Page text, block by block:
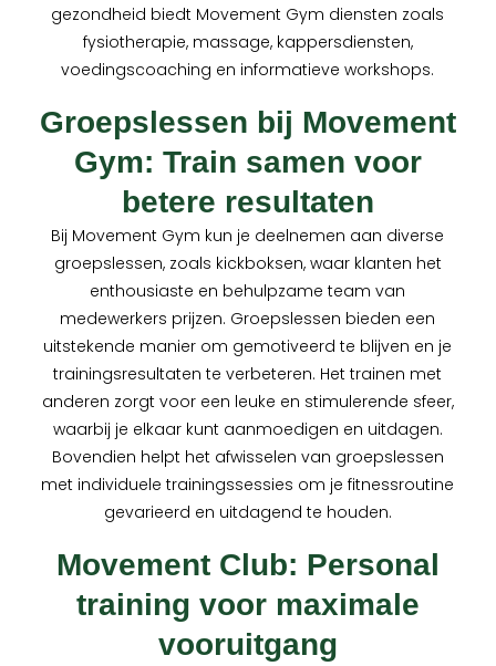
gezondheid biedt Movement Gym diensten zoals
fysiotherapie, massage, kappersdiensten,
voedingscoaching en informatieve workshops.
Groepslessen bij Movement
Gym: Train samen voor
betere resultaten
Bij Movement Gym kun je deelnemen aan diverse
groepslessen, zoals kickboksen, waar klanten het
enthousiaste en behulpzame team van
medewerkers prijzen. Groepslessen bieden een
uitstekende manier om gemotiveerd te blijven en je
trainingsresultaten te verbeteren. Het trainen met
anderen zorgt voor een leuke en stimulerende sfeer,
waarbij je elkaar kunt aanmoedigen en uitdagen.
Bovendien helpt het afwisselen van groepslessen
met individuele trainingssessies om je fitnessroutine
gevarieerd en uitdagend te houden.
Movement Club: Personal
training voor maximale
vooruitgang